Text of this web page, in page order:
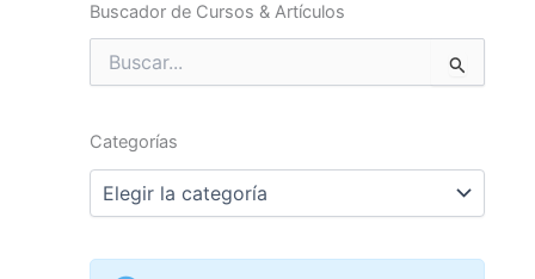
Buscador de Cursos & Artículos
Buscar
por:
Categorías
Categorías